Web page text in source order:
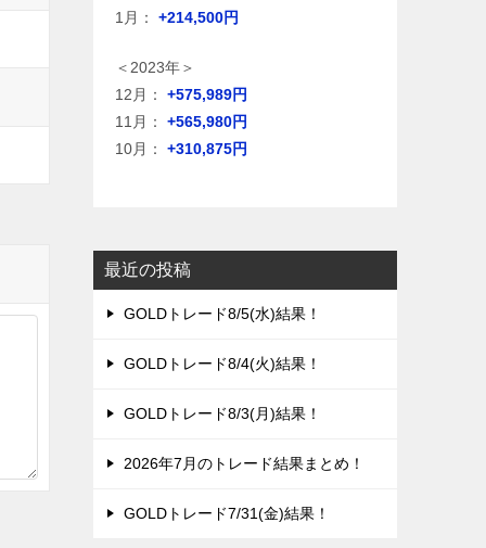
1月：
+214,500円
＜2023年＞
12月：
+575,989円
11月：
+565,980円
10月：
+310,875円
最近の投稿
GOLDトレード8/5(水)結果！
GOLDトレード8/4(火)結果！
GOLDトレード8/3(月)結果！
2026年7月のトレード結果まとめ！
GOLDトレード7/31(金)結果！